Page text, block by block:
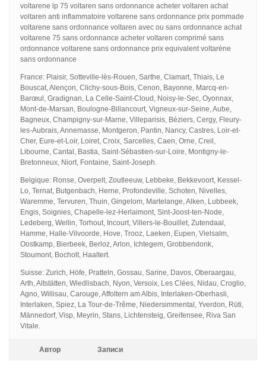
voltarene lp 75 voltaren sans ordonnance acheter voltaren achat
voltaren anti inflammatoire voltarene sans ordonnance prix pommade
voltarene sans ordonnance voltaren avec ou sans ordonnance achat
voltarene 75 sans ordonnance acheter voltaren comprimé sans
ordonnance voltarene sans ordonnance prix equivalent voltarène
sans ordonnance
France: Plaisir, Sotteville-lès-Rouen, Sarthe, Clamart, Thiais, Le
Bouscat, Alençon, Clichy-sous-Bois, Cenon, Bayonne, Marcq-en-
Barœul, Gradignan, La Celle-Saint-Cloud, Noisy-le-Sec, Oyonnax,
Mont-de-Marsan, Boulogne-Billancourt, Vigneux-sur-Seine, Aube,
Bagneux, Champigny-sur-Marne, Villeparisis, Béziers, Cergy, Fleury-
les-Aubrais, Annemasse, Montgeron, Pantin, Nancy, Castres, Loir-et-
Cher, Eure-et-Loir, Loiret, Croix, Sarcelles, Caen, Orne, Creil,
Libourne, Cantal, Bastia, Saint-Sébastien-sur-Loire, Montigny-le-
Bretonneux, Niort, Fontaine, Saint-Joseph.
Belgique: Ronse, Overpelt, Zoutleeuw, Lebbeke, Bekkevoort, Kessel-
Lo, Ternat, Butgenbach, Herne, Profondeville, Schoten, Nivelles,
Waremme, Tervuren, Thuin, Gingelom, Martelange, Alken, Lubbeek,
Engis, Soignies, Chapelle-lez-Herlaimont, Sint-Joost-ten-Node,
Ledeberg, Wellin, Torhout, Incourt, Villers-le-Bouillet, Zutendaal,
Hamme, Halle-Vilvoorde, Hove, Trooz, Laeken, Eupen, Vielsalm,
Oostkamp, Bierbeek, Berloz, Arlon, Ichtegem, Grobbendonk,
Stoumont, Bocholt, Haaltert.
Suisse: Zurich, Höfe, Pratteln, Gossau, Sarine, Davos, Oberaargau,
Arth, Altstätten, Wiedlisbach, Nyon, Versoix, Les Clées, Nidau, Croglio,
Agno, Willisau, Carouge, Affoltern am Albis, Interlaken-Oberhasli,
Interlaken, Spiez, La Tour-de-Trême, Niedersimmental, Yverdon, Rüti,
Männedorf, Visp, Meyrin, Stans, Lichtensteig, Greifensee, Riva San
Vitale.
Автор Записи